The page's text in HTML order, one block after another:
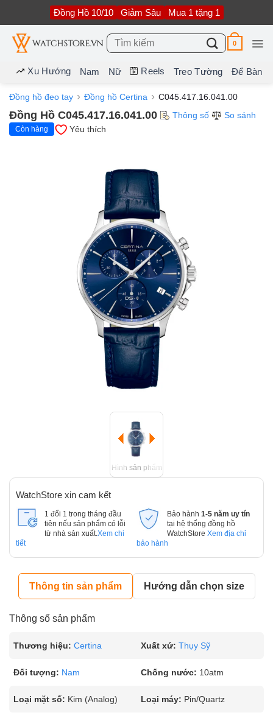
nội
dung
Đồng Hồ 10/10 Giảm Sâu Mua 1 tặng 1
Tìm
kiếm:
0
Xu Hướng Nam Nữ Reels Treo Tường Để Bàn
Đồng hồ đeo tay Đồng hồ Certina C045.417.16.041.00
Đồng Hồ C045.417.16.041.00 Thông số So sánh
Còn hàng Yêu thích
Hình sản phẩm
WatchStore xin cam kết
1 đổi 1 trong tháng đầu
tiên nếu sản phẩm có lỗi
từ nhà sản xuất. Xem chi
tiết
Bảo hành 1-5 năm uy tín
tại hệ thống đồng hồ
WatchStore Xem địa chỉ
bảo hành
Thông tin sản phẩm Hướng dẫn chọn size
Thông số sản phẩm
Thương hiệu: Certina Xuất xứ: Thụy Sỹ
Đối tượng: Nam Chống nước: 10atm
Loại mặt số: Kim (Analog) Loại máy: Pin/Quartz